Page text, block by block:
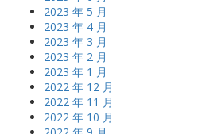
2023 年 5 月
2023 年 4 月
2023 年 3 月
2023 年 2 月
2023 年 1 月
2022 年 12 月
2022 年 11 月
2022 年 10 月